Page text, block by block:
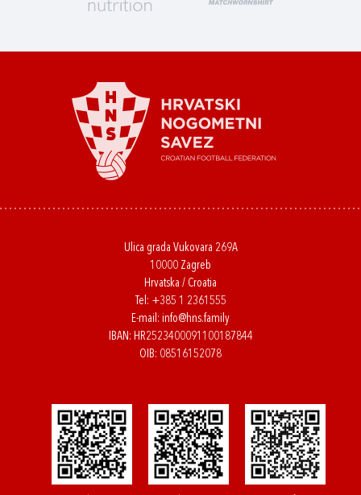
Ulica grada Vukovara 269A
10000 Zagreb
Hrvatska / Croatia
Tel: +385 1 2361555
E-mail: info@hns.family
IBAN: HR2523400091100187844
OIB: 08516152078